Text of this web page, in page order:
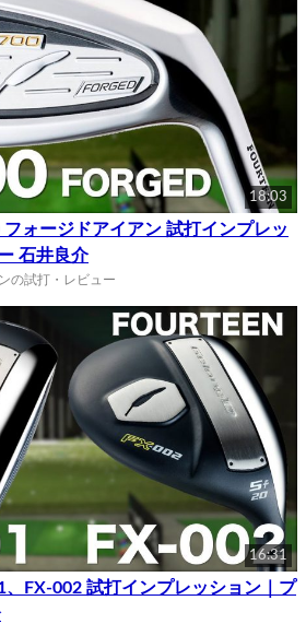
18:03
ォージドアイアン 試打インプレッ
石井良介
の試打・レビュー
16:31
、FX-002 試打インプレッション｜プ